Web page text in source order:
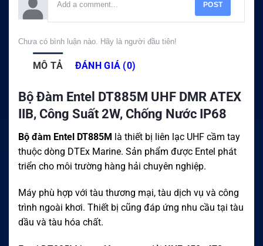
POST
Chưa có bình luận nào. Hãy là người đầu tiên!
MÔ TẢ ĐÁNH GIÁ (0)
Bộ Đàm Entel DT885M UHF DMR ATEX
IIB, Công Suất 2W, Chống Nước IP68
Bộ đàm Entel DT885M là thiết bị liên lạc UHF cầm tay
thuộc dòng DTEx Marine. Sản phẩm được Entel phát
triển cho môi trường hàng hải chuyên nghiệp.
Máy phù hợp với tàu thương mại, tàu dịch vụ và công
trình ngoài khơi. Thiết bị cũng đáp ứng nhu cầu tại tàu
dầu và tàu hóa chất.